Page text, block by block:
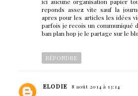
reponds assez vite sauf la
apres pour les articles les idées
parfois je recois un communiqué
ban plan hop je le partage sur le
RÉPONDRE
ELODIE 8 août 2014 à 13:14